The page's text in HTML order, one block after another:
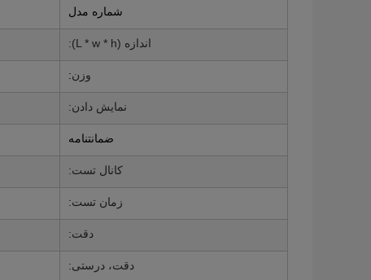
شماره مدل
اندازه (L * w * h):
وزن:
نمایش دادن:
ضمانتنامه
کانال تست:
زمان تست:
دقت:
دقت، درستی: